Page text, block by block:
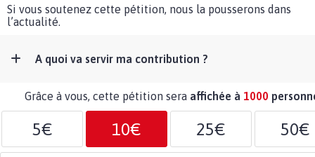
Si vous soutenez cette pétition, nous la pousserons dans
l’actualité.
A quoi va servir ma contribution ?
Grâce à vous, cette pétition sera affichée à 1000
5€ 10€ 25€ 50€